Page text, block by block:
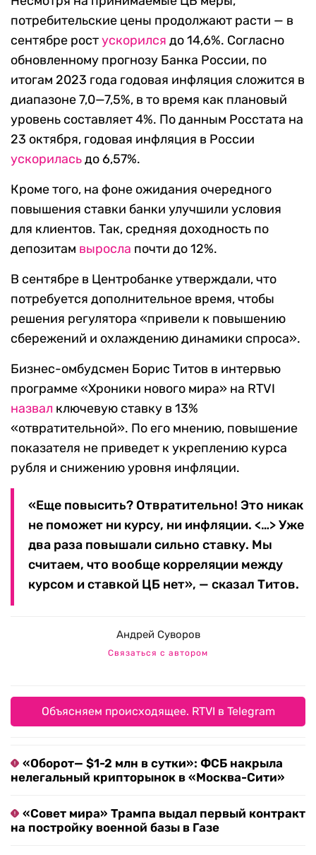
потребительские цены продолжают расти — в
сентябре ростускорился до 14,6%. Согласно
обновленному прогнозу Банка России, по
итогам 2023 года годовая инфляция сложится в
диапазоне 7,0—7,5%, в то время как плановый
уровень составляет 4%. По данным Росстата на
23 октября, годовая инфляция в России
ускориласьдо 6,57%.
Кроме того, на фоне ожидания очередного
повышения ставки банки улучшили условия
для клиентов. Так, средняя доходность по
депозитам выросла почти до 12%.
В сентябре в Центробанке утверждали, что
потребуется дополнительное время, чтобы
решения регулятора «привели к повышению
сбережений и охлаждению динамики спроса».
Бизнес-омбудсмен Борис Титов в интервью
программе «Хроники нового мира» на RTVI
назвал ключевую ставку в 13%
«отвратительной». По его мнению, повышение
показателя не приведет к укреплению курса
рубля и снижению уровня инфляции.
«Еще повысить? Отвратительно! Это никак
не поможет ни курсу, ни инфляции. <…> Уже
два раза повышали сильно ставку. Мы
считаем, что вообще корреляции между
курсом и ставкой ЦБ нет», — сказал Титов.
Андрей Суворов
Связаться с автором
Объясняем происходящее. RTVI в Telegram
«Оборот— $1-2 млн в сутки»: ФСБ накрыла
нелегальный крипторынок в «Москва-Сити»
«Совет мира» Трампа выдал первый контракт
на постройку военной базы в Газе